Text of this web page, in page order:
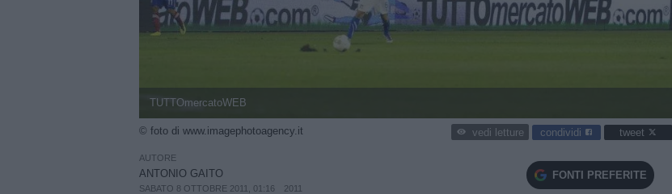
TUTTOmercatoWEB
© foto di www.imagephotoagency.it vedi letture condividi tweet
AUTORE
ANTONIO GAITO
SABATO 8 OTTOBRE 2011, 01:16 2011
FONTI PREFERITE